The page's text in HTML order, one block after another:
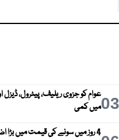
03عوام کو جزوی ریلیف، پیٹرول،
میں کمی
4 روز میں سونے کی قیمت میں بڑا اضافہ